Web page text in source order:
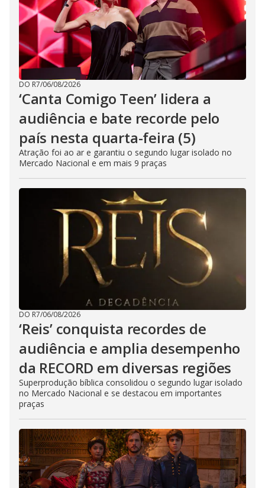
DO R7/06/08/2026
‘Canta Comigo Teen’ lidera a
audiência e bate recorde pelo
país nesta quarta-feira (5)
Atração foi ao ar e garantiu o segundo lugar isolado no
Mercado Nacional e em mais 9 praças
DO R7/06/08/2026
‘Reis’ conquista recordes de
audiência e amplia desempenho
da RECORD em diversas regiões
Superprodução bíblica consolidou o segundo lugar isolado
no Mercado Nacional e se destacou em importantes
praças